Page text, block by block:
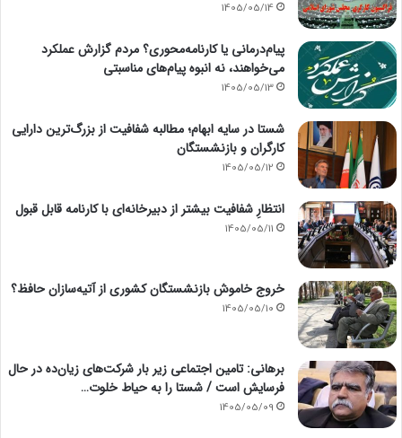
1405/05/14
پیام‌درمانی یا کارنامه‌محوری؟ مردم گزارش عملکرد
می‌خواهند، نه انبوه پیام‌های مناسبتی
1405/05/13
شستا در سایه ابهام؛ مطالبه شفافیت از بزرگ‌ترین دارایی
کارگران و بازنشستگان
1405/05/12
انتظارِ شفافیت بیشتر از دبیرخانه‌ای با کارنامه قابل قبول
1405/05/11
خروج خاموش بازنشستگان کشوری از آتیه‌سازان حافظ؟
1405/05/10
برهانی: تامین اجتماعی زیر بار شرکت‌های زیان‌ده در حال
فرسایش است / شستا را به حیاط خلوت…
1405/05/09